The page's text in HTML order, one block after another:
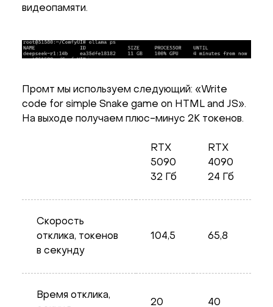
видеопамяти.
Промт мы используем следующий: «Write
code for simple Snake game on HTML and JS».
На выходе получаем плюс-минус 2K токенов.
RTX
5090
32 Гб
RTX
4090
24 Гб
Скорость
отклика, токенов
в секунду
104,5 65,8
Время отклика,
20 40